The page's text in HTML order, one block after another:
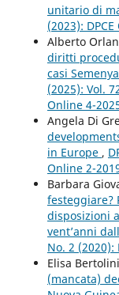
unitario di
(2023):
Alberto
diritti
casi
(2025): Vol.
Online 4-
Angela Di
in Europe ,
Online 2-
Barbara
festeggiare?
disposizioni
vent’anni
No. 2 (2020):
Elisa
(mancata)